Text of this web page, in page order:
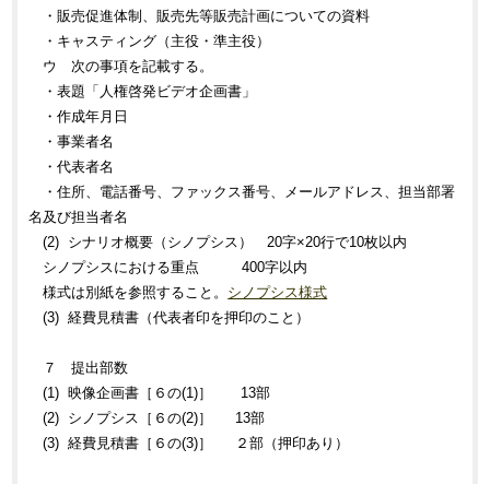
・販売促進体制、販売先等販売計画についての資料
・キャスティング（主役・準主役）
ウ 次の事項を記載する。
・表題「人権啓発ビデオ企画書」
・作成年月日
・事業者名
・代表者名
・住所、電話番号、ファックス番号、メールアドレス、担当部署
名及び担当者名
(2) シナリオ概要（シノプシス） 20字×20行で10枚以内
シノプシスにおける重点 400字以内
様式は別紙を参照すること。 シノプシス様式
(3) 経費見積書（代表者印を押印のこと）
７ 提出部数
(1) 映像企画書［６の(1)］ 13部
(2) シノプシス［６の(2)］ 13部
(3) 経費見積書［６の(3)］ ２部（押印あり）